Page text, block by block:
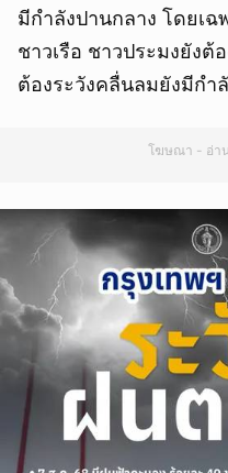
มีกำลังปานกลาง โดยเ
ชาวเรือ ชาวประมงยังต้
ต้องระวังคลื่นลมยังมีกำ
โฆษณา - อ่า